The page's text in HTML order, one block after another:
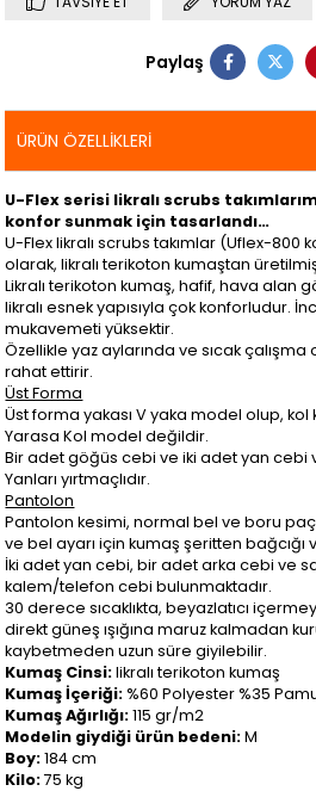
Paylaş
ÜRÜN ÖZELLIKLERI
U-Flex serisi likralı scrubs
konfor sunmak için tasarlandı…
U-Flex likralı scrubs takımlar (Uflex-800
olarak, likralı terikoton kumaştan
Likralı terikoton kumaş, hafif, hava alan
likralı esnek yapısıyla çok konforludur.
mukavemeti yüksektir.
Özellikle yaz aylarında ve sıcak
rahat ettirir.
Üst Forma
Üst forma yakası V yaka model olup,
Yarasa Kol model değildir.
Bir adet göğüs cebi ve iki adet yan cebi
Yanları yırtmaçlıdır.
Pantolon
Pantolon kesimi, normal bel ve boru
ve bel ayarı için kumaş şeritten bağcığı
İki adet yan cebi, bir adet arka cebi ve
kalem/telefon cebi bulunmaktadır.
30 derece sıcaklıkta, beyazlatıcı
direkt güneş ışığına maruz kalmadan
kaybetmeden uzun süre giyilebilir.
Kumaş Cinsi:likralı terikoton kumaş
Kumaş İçeriği:%60 Polyester %35
Kumaş Ağırlığı:115 gr/m2
Modelin giydiği ürün bedeni:M
Boy:184 cm
Kilo:75 kg